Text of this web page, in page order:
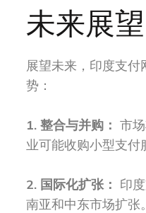
未来展望
展望未来，印度支
势：
1. 整合与并购： 市
业可能收购小型支付
2. 国际化扩张： 印
南亚和中东市场扩张。